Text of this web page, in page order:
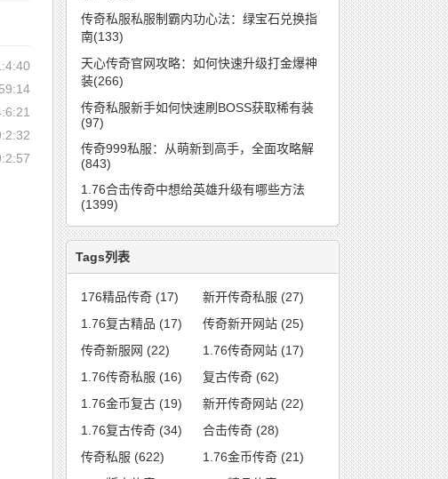
传奇私服私服制霸内功心法：绿宝石兑换指
南(133)
天心传奇官网攻略：如何快速升级打金爆神
装(266)
传奇私服新手如何快速刷BOSS获取稀有装
(97)
传奇999私服：从萌新到高手，全面攻略解
(843)
1.76合击传奇中想给英雄升级有哪些方法
(1399)
Tags列表
176精品传奇 (17) 新开传奇私服 (27)
1.76复古精品 (17) 传奇新开网站 (25)
传奇新服网 (22) 1.76传奇网站 (17)
1.76传奇私服 (16) 复古传奇 (62)
1.76金币复古 (19) 新开传奇网站 (22)
1.76复古传奇 (34) 合击传奇 (28)
传奇私服 (622) 1.76金币传奇 (21)